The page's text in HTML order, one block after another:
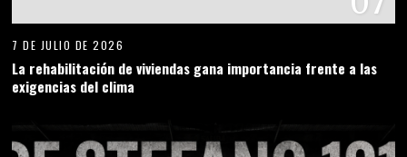
7 DE JULIO DE 2026
La rehabilitación de viviendas gana importancia frente a las
exigencias del clima